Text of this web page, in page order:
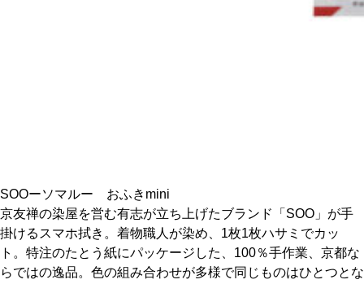
カレーが好き
京都おやつクラブ
SOOーソマルー おふきmini
京友禅の染屋を営む有志が立ち上げたブランド「SOO」が手
掛けるスマホ拭き。着物職人が染め、1枚1枚ハサミでカッ
ト。特注のたとう紙にパッケージした、100％手作業、京都な
らではの逸品。色の組み合わせが多様で同じものはひとつとな